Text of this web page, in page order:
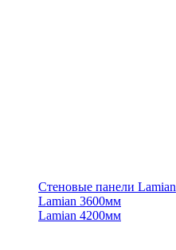
Стеновые панели Lamian
Lamian 3600мм
Lamian 4200мм